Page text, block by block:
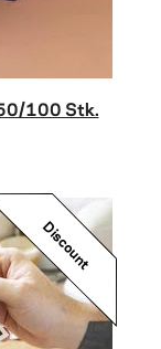
100 Stk.
Discount